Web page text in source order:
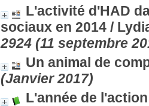
L'activité d'HAD
sociaux en 2014 /
2924 (11 septembre
Un animal de
(Janvier 2017)
L'année de